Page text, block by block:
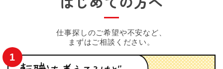
仕事探しのご希望や不安など、
まずはご相談ください。
1